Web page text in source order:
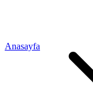
Anasayfa